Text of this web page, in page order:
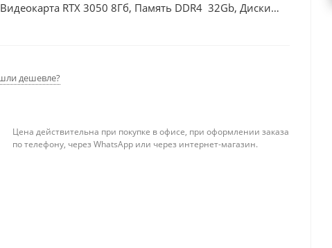
RTX 3050 8Гб, Память DDR4 32Gb, Диски
дешевле?
Цена действительна при покупке в офисе, при оформлении заказа
по телефону, через WhatsApp или через интернет-магазин.